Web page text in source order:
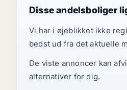
Disse andelsboliger
Vi har i øjeblikket ikke
bedst ud fra det aktuelle
De viste annoncer kan
alternativer for dig.